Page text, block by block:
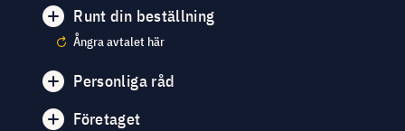
Runt din beställning
Ångra avtalet här
Personliga råd
Företaget